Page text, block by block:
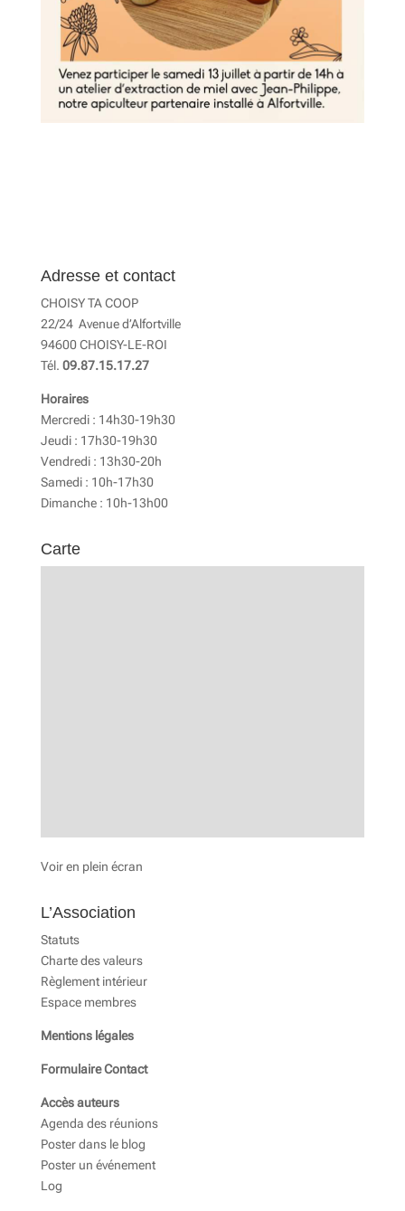
Adresse et contact
CHOISY TA COOP
22/24 Avenue d’Alfortville
94600 CHOISY-LE-ROI
Tél. 09.87.15.17.27
Horaires
Mercredi : 14h30-19h30
Jeudi : 17h30-19h30
Vendredi : 13h30-20h
Samedi : 10h-17h30
Dimanche : 10h-13h00
Carte
Voir en plein écran
L’Association
Statuts
Charte des valeurs
Règlement intérieur
Espace membres
Mentions légales
Formulaire Contact
Accès auteurs
Agenda des réunions
Poster dans le blog
Poster un événement
Log